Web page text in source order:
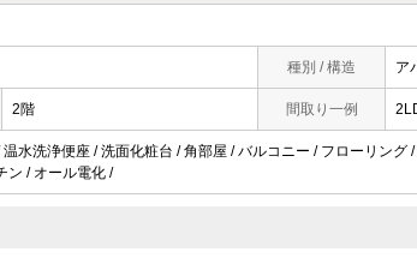
種別 / 構造 ア
2階 間取り一例
水洗浄便座 / 洗面化粧台 / 角部屋 / バルコニー / フローリング
ン / オール電化 /